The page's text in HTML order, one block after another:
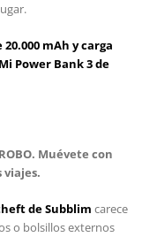
mAh y carga
Power Bank 3 de
Muévete con
viajes.
de Subblim carece
o bolsillos externos